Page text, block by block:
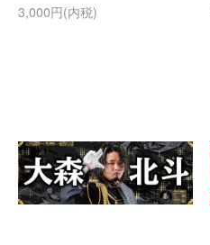
3,000円(内税)